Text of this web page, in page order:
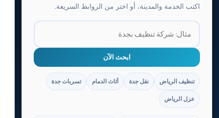
اكتب الخدمة والمدينة، أو اختر من الروابط السريعة.
ابحث الآن
تنظيف الرياض نقل جدة أثاث الدمام تسربات جدة
عزل الرياض